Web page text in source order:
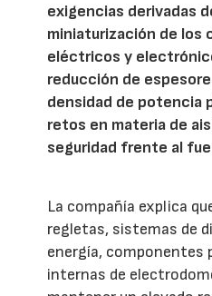
exigencias derivadas
miniaturización de los
eléctricos y
reducción de
densidad de potencia
retos en materia de
seguridad frente al
La compañía explica
regletas, sistemas de
energía, componentes
internas de